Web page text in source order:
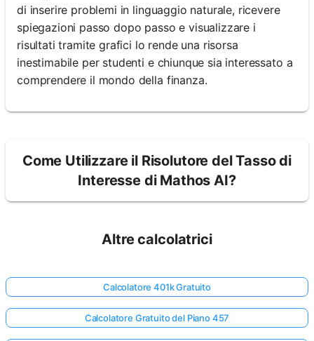
di inserire problemi in linguaggio naturale, ricevere
spiegazioni passo dopo passo e visualizzare i
risultati tramite grafici lo rende una risorsa
inestimabile per studenti e chiunque sia interessato a
comprendere il mondo della finanza.
Come Utilizzare il Risolutore del Tasso di
Interesse di Mathos AI?
Altre calcolatrici
Calcolatore 401k Gratuito
Calcolatore Gratuito del Piano 457